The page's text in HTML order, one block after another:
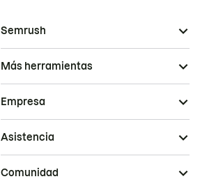
Semrush
Más herramientas
Empresa
Asistencia
Comunidad